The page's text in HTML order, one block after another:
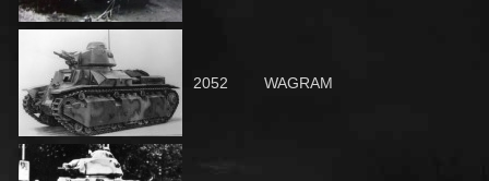
2052 WAGRAM